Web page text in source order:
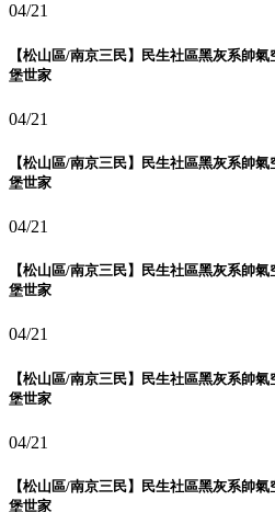
04/21
【松山區/南京三民】民生社區黑灰系帥
堡世家
04/21
【松山區/南京三民】民生社區黑灰系帥
堡世家
04/21
【松山區/南京三民】民生社區黑灰系帥
堡世家
04/21
【松山區/南京三民】民生社區黑灰系帥
堡世家
04/21
【松山區/南京三民】民生社區黑灰系帥
堡世家